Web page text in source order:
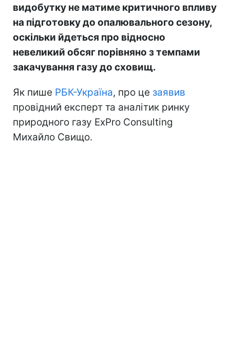
видобутку не матиме критичного впливу
на підготовку до опалювального сезону,
оскільки йдеться про відносно
невеликий обсяг порівняно з темпами
закачування газу до сховищ.
Як пише РБК-Україна, про це заявив
провідний експерт та аналітик ринку
природного газу ExPro Consulting
Михайло Свищо.